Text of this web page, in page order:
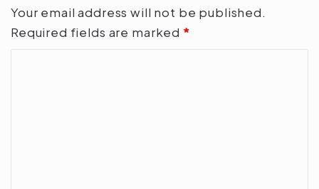
Your email address will not be published.
Required fields are marked *